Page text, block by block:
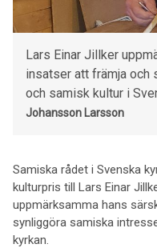
Lars Einar Jillker
insatser att främja och
och samisk kultur i
Johansson Larsson
Samiska rådet i Svenska
kulturpris till Lars Einar
uppmärksamma hans
synliggöra samiska
kyrkan.